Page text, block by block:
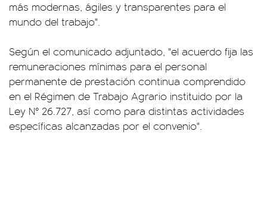
más modernas, ágiles y transparentes para el
mundo del trabajo".
Según el comunicado adjuntado, "el acuerdo fija las
remuneraciones mínimas para el personal
permanente de prestación continua comprendido
en el Régimen de Trabajo Agrario instituido por la
Ley N° 26.727, así como para distintas actividades
específicas alcanzadas por el convenio".